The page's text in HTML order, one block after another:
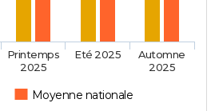
Moyenne nationale
Printemps
2025
Eté 2025
Automne
2025